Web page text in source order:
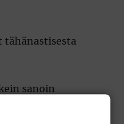
sanoin
normaalia, että
ja kaikki